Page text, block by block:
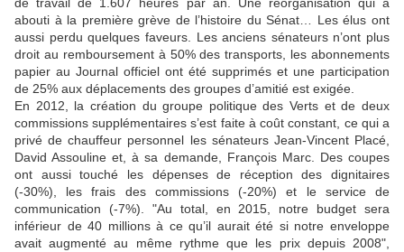
abouti à la première grève de l’histoire du Sénat… Les élus ont
aussi perdu quelques faveurs. Les anciens sénateurs n’ont plus
droit au remboursement à 50% des transports, les abonnements
papier au Journal officiel ont été supprimés et une participation
de 25% aux déplacements des groupes d’amitié est exigée.
En 2012, la création du groupe politique des Verts et de deux
commissions supplémentaires s’est faite à coût constant, ce qui a
privé de chauffeur personnel les sénateurs Jean-Vincent Placé,
David Assouline et, à sa demande, François Marc. Des coupes
ont aussi touché les dépenses de réception des dignitaires
(-30%), les frais des commissions (-20%) et le service de
communication (-7%). "Au total, en 2015, notre budget sera
inférieur de 40 millions à ce qu’il aurait été si notre enveloppe
avait augmenté au même rythme que les prix depuis 2008"